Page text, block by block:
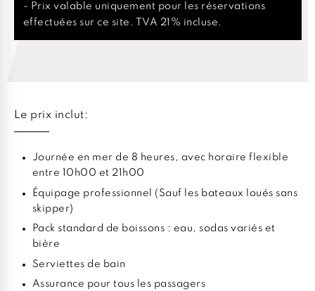
- Prix valable uniquement pour les réservations
effectuées sur ce site. TVA 21% incluse.
Le prix inclut:
Journée en mer de 8 heures, avec horaire flexible
entre 10h00 et 21h00
Équipage professionnel (Sauf les bateaux loués sans
skipper)
Pack standard de boissons : eau, sodas variés et
bière
Serviettes de bain
Assurance pour tous les passagers